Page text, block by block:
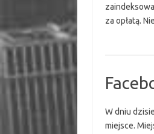
za opłatą.
W dniu
miejsce.